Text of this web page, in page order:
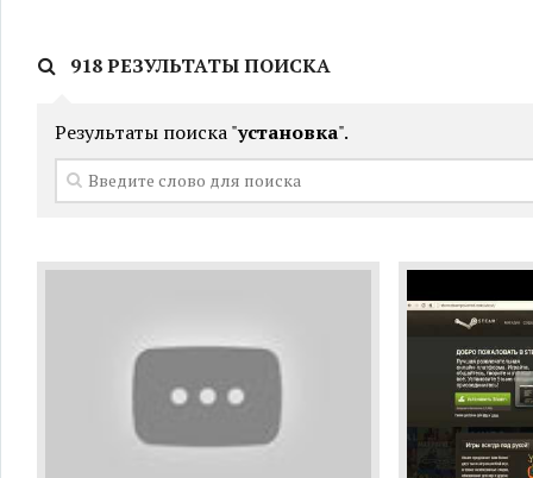
918 РЕЗУЛЬТАТЫ ПОИСКА
Результаты поиска "установка".